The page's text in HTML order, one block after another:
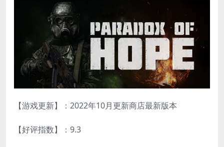
【游戏更新】：2022年10月更新商店最新版本
【好评指数】：9.3